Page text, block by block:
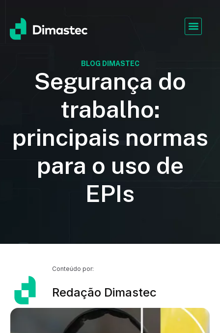
BLOG DIMASTEC
Segurança do
trabalho:
principais normas
para o uso de
EPIs
Redação Dimastec
Conteúdo por: